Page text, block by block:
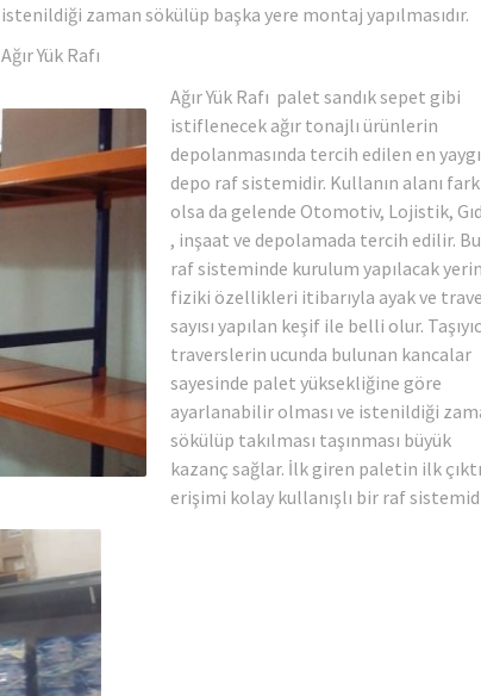
istenildiği zaman sökülüp başka yere montaj yapılmasıdır.
Ağır Yük Rafı
Ağır Yük Rafı palet sandık sepet gibi
istiflenecek ağır tonajlı ürünlerin
depolanmasında tercih edilen en
depo raf sistemidir. Kullanın alanı
olsa da gelende Otomotiv, Lojistik,
, inşaat ve depolamada tercih edilir. Bu
raf sisteminde kurulum yapılacak yerin
fiziki özellikleri itibarıyla ayak ve
sayısı yapılan keşif ile belli olur.
traverslerin ucunda bulunan kancalar
sayesinde palet yüksekliğine göre
ayarlanabilir olması ve istenildiği
sökülüp takılması taşınması büyük
kazanç sağlar. İlk giren paletin ilk
erişimi kolay kullanışlı bir raf